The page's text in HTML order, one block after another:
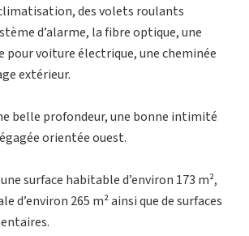
des volets roulants
d’alarme, la fibre optique, une
pour voiture électrique, une cheminée
extérieur.
belle profondeur, une bonne intimité
orientée ouest.
surface habitable d’environ 173 m²,
d’environ 265 m² ainsi que de surfaces